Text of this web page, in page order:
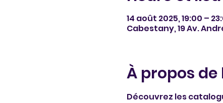
14 août 2025, 19:00 –
Cabestany, 19 Av.
À propos
Découvrez les